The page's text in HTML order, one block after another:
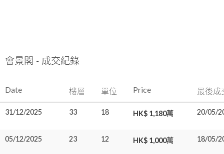
會景閣 - 成交紀錄
Date 樓層 單位 Price 最後成
31/12/2025 33 18 HK$ 1,180萬 20/05/
05/12/2025 23 12 HK$ 1,000萬 18/05/